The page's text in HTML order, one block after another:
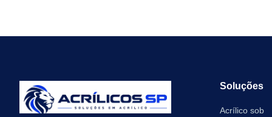
Soluções
Acrílico sob